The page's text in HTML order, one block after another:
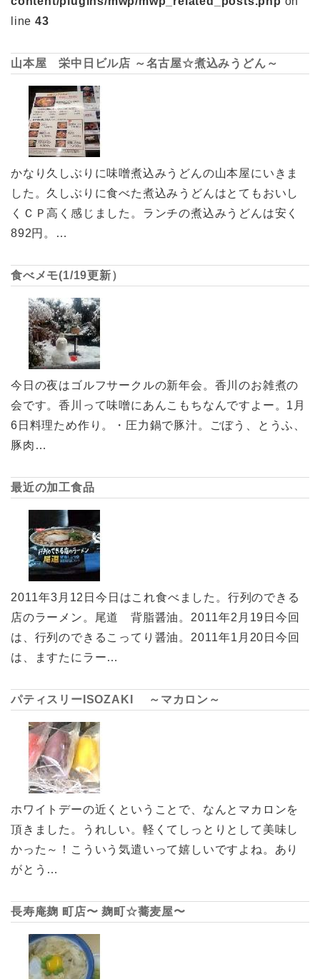
line 43
山本屋 栄中日ビル店 ～名古屋☆煮込みうどん～
かなり久しぶりに味噌煮込みうどんの山本屋にいきま
した。久しぶりに食べた煮込みうどんはとてもおいし
くＣＰ高く感じました。ランチの煮込みうどんは安く
892円。…
食べメモ(1/19更新）
今日の夜はゴルフサークルの新年会。香川のお雑煮の
会です。香川って味噌にあんこもちなんですよー。1月
6日料理ため作り。・圧力鍋で豚汁。ごぼう、とうふ、
豚肉…
最近の加工食品
2011年3月12日今日はこれ食べました。行列のできる
店のラーメン。尾道 背脂醤油。2011年2月19日今回
は、行列のできるこってり醤油。2011年1月20日今回
は、ますたにラー…
パティスリーISOZAKI ～マカロン～
ホワイトデーの近くということで、なんとマカロンを
頂きました。うれしい。軽くてしっとりとして美味し
かった～！こういう気遣いって嬉しいですよね。あり
がとう…
長寿庵麹 町店〜 麹町☆蕎麦屋〜